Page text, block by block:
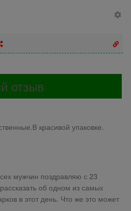
отзыв
красивой упаковке.
мужчин поздравляю с 23
об одном из самых
в этот день. Что же это может